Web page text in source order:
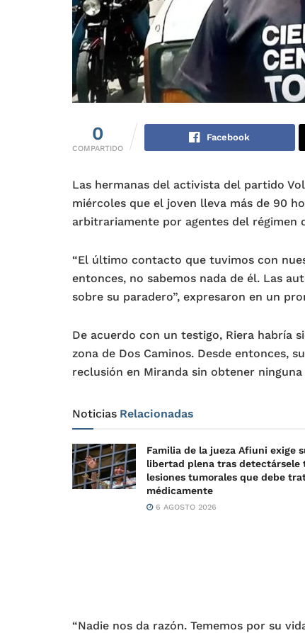
0
COMPARTIDO
Facebook
Las hermanas del activista del partido
miércoles que el joven lleva más de 90
arbitrariamente por agentes del régimen
“El último contacto que tuvimos con
entonces, no sabemos nada de él. Las
sobre su paradero”, expresaron en un
De acuerdo con un testigo, Riera habría
zona de Dos Caminos. Desde entonces,
reclusión en Miranda sin obtener
Noticias Relacionadas
Familia de la jueza Afiuni exige
libertad plena tras detectársele
lesiones tumorales que debe
médicamente
6 AGOSTO 2026
“Nadie nos da razón. Tememos por su